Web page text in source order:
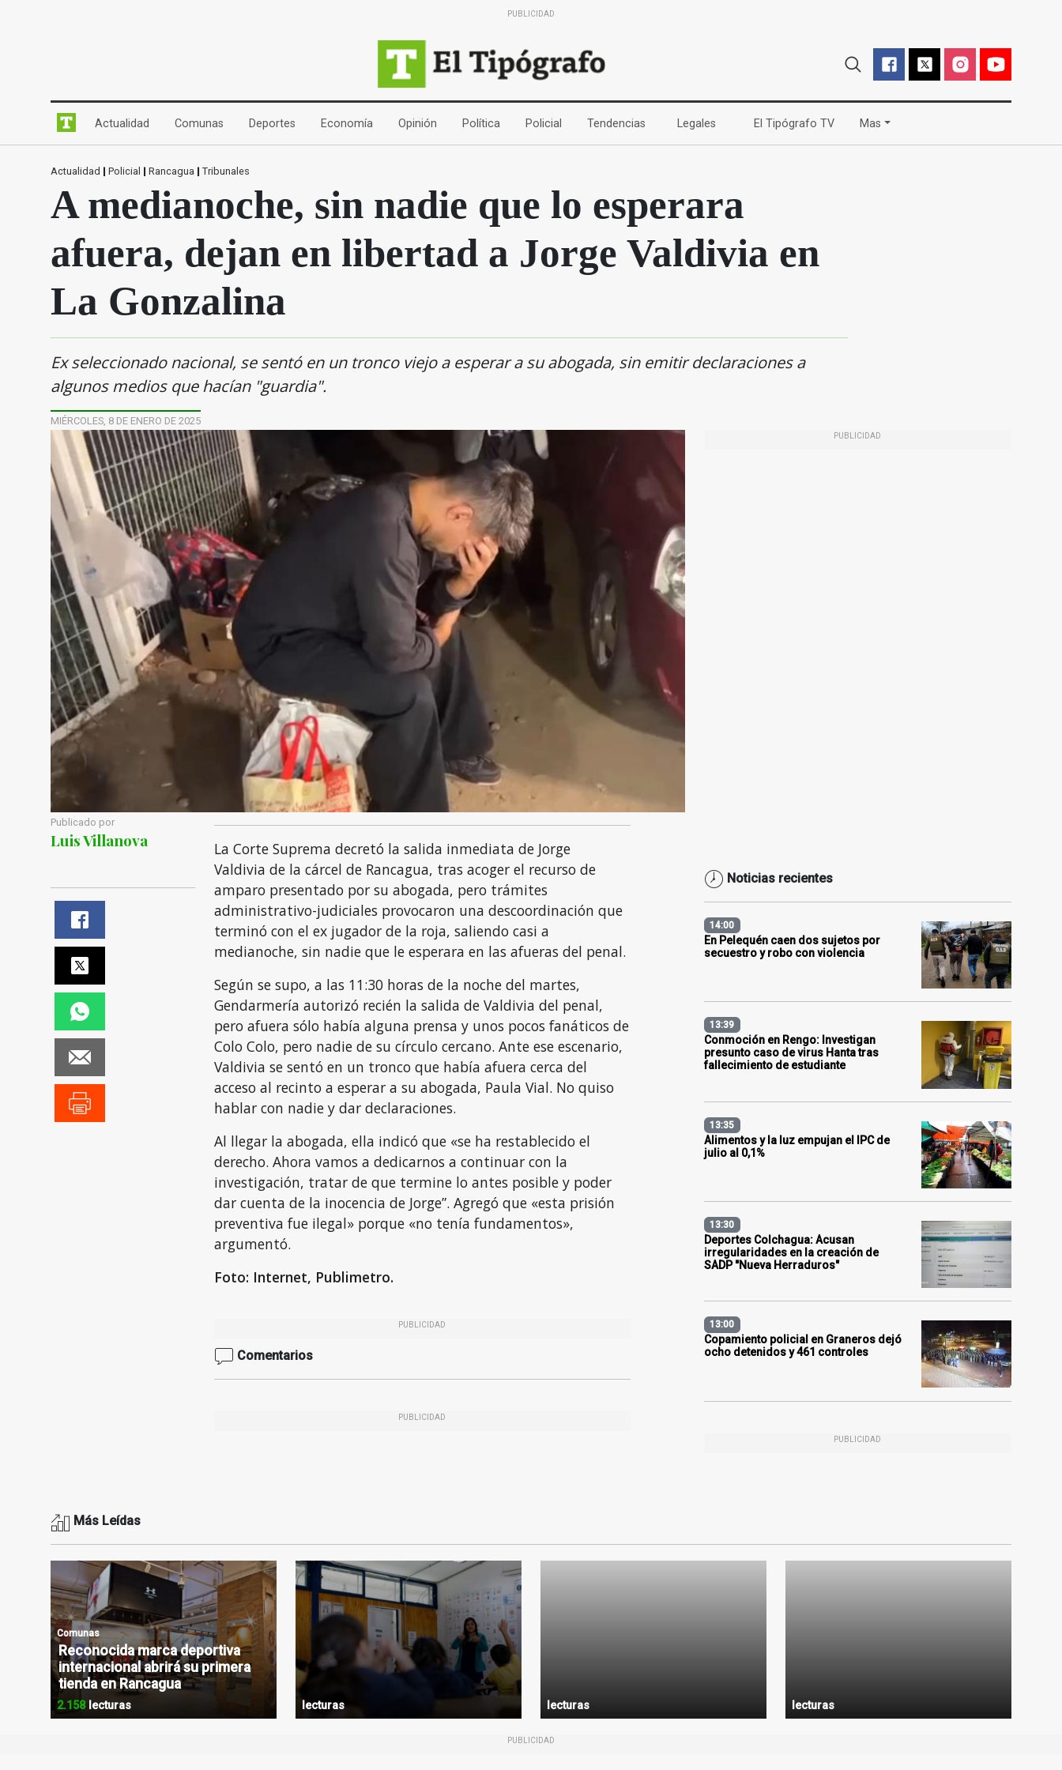
PUBLICIDAD
Actualidad (current)Comunas (current)Deportes (current)Economía (current)Opinión (current)Política (current)Policial (current)Tendencias (current)Legales (current)El Tipógrafo TV(current)
Mas
Actualidad | Policial | Rancagua | Tribunales
A medianoche, sin nadie que lo esperara
afuera, dejan en libertad a Jorge Valdivia en
La Gonzalina
Ex seleccionado nacional, se sentó en un tronco viejo a esperar a su abogada, sin emitir declaraciones a
algunos medios que hacían "guardia".
MIÉRCOLES, 8 DE ENERO DE 2025
PUBLICIDAD
Publicado por
Luis Villanova
La Corte Suprema decretó la salida inmediata de Jorge
Valdivia de la cárcel de Rancagua, tras acoger el recurso de
amparo presentado por su abogada, pero trámites
administrativo-judiciales provocaron una descoordinación que
terminó con el ex jugador de la roja, saliendo casi a
medianoche, sin nadie que le esperara en las afueras del penal.
Según se supo, a las 11:30 horas de la noche del martes,
Gendarmería autorizó recién la salida de Valdivia del penal,
pero afuera sólo había alguna prensa y unos pocos fanáticos de
Colo Colo, pero nadie de su círculo cercano. Ante ese escenario,
Valdivia se sentó en un tronco que había afuera cerca del
acceso al recinto a esperar a su abogada, Paula Vial. No quiso
hablar con nadie y dar declaraciones.
Al llegar la abogada, ella indicó que «se ha restablecido el
derecho. Ahora vamos a dedicarnos a continuar con la
investigación, tratar de que termine lo antes posible y poder
dar cuenta de la inocencia de Jorge”. Agregó que «esta prisión
preventiva fue ilegal» porque «no tenía fundamentos»,
argumentó.
Foto: Internet, Publimetro.
PUBLICIDAD
Comentarios
PUBLICIDAD
Noticias recientes
14:00
En Pelequén caen dos sujetos por
secuestro y robo con violencia
13:39
Conmoción en Rengo: Investigan
presunto caso de virus Hanta tras
fallecimiento de estudiante
13:35
Alimentos y la luz empujan el IPC de
julio al 0,1%
13:30
Deportes Colchagua: Acusan
irregularidades en la creación de
SADP "Nueva Herraduros"
13:00
Copamiento policial en Graneros dejó
ocho detenidos y 461 controles
PUBLICIDAD
Más Leídas
Comunas
Reconocida marca deportiva
internacional abrirá su primera
tienda en Rancagua
2.158lecturas lecturas lecturas lecturas
PUBLICIDAD